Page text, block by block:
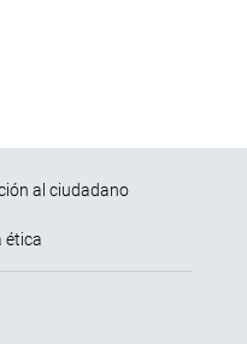
al ciudadano
ética